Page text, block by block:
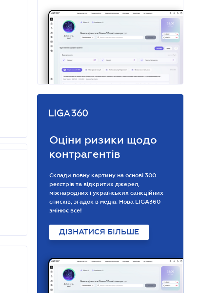
Оціни ризики щодо
контрагентів
Склади повну картину на основі 300
реєстрів та відкритих джерел,
міжнародних і українських санкційних
списків, згадок в медіа. Нова LIGA360
змінює все!
ДІЗНАТИСЯ БІЛЬШЕ